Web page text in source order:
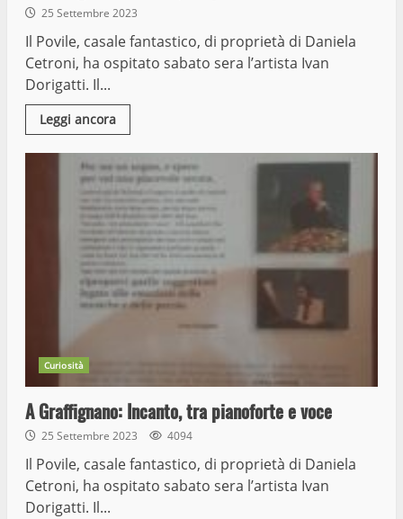
25 Settembre 2023
Il Povile, casale fantastico, di proprietà di Daniela
Cetroni, ha ospitato sabato sera l’artista Ivan
Dorigatti. Il...
Leggi ancora
Curiosità
A Graffignano: Incanto, tra pianoforte e voce
25 Settembre 2023 4094
Il Povile, casale fantastico, di proprietà di Daniela
Cetroni, ha ospitato sabato sera l’artista Ivan
Dorigatti. Il...